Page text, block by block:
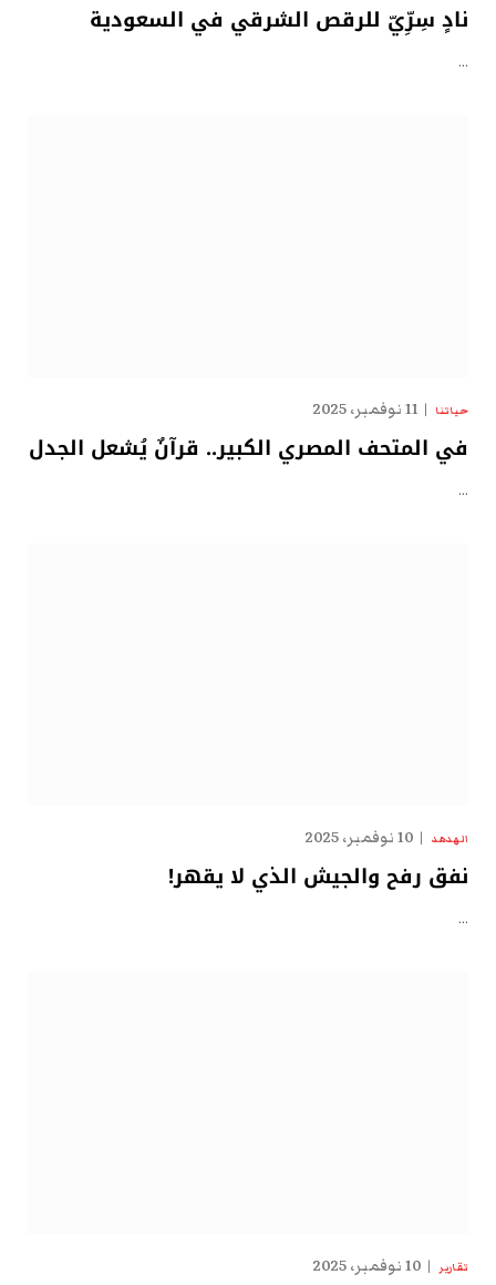
نادٍ سِرِّيّ للرقص الشرقي في السعودية
…
حياتنا 11 نوفمبر، 2025
في المتحف المصري الكبير.. قرآنٌ يُشعل الجدل
…
الهدهد 10 نوفمبر، 2025
نفق رفح والجيش الذي لا يقهر!
…
تقارير 10 نوفمبر، 2025